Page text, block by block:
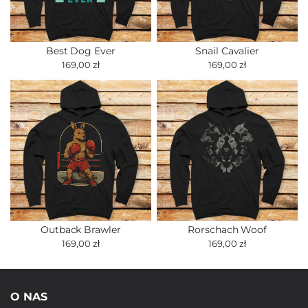
Best Dog Ever
169,00 zł
Snail Cavalier
169,00 zł
Outback Brawler
169,00 zł
Rorschach Woof
169,00 zł
O NAS